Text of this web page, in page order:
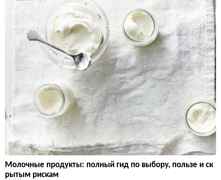
Молочные продукты: полный гид по выбору, пользе и ск
рытым рискам